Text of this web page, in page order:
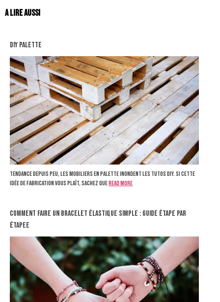
A lire aussi
diy palette
Tendance depuis peu, les mobiliers en palette inondent les tutos DIY. Si cette
idée de fabrication vous plaît, sachez queRead more
Comment Faire un Bracelet Élastique Simple : Guide Étape par
Étapee